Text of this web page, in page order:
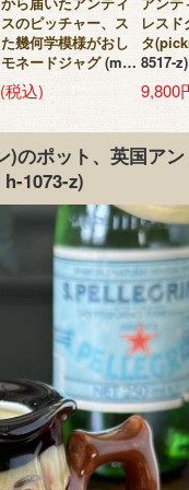
のピッチャー、ス
幾何学模様がおし
ネードジャグ (m-
税込)
レス
タ
8517-z)
9,800
)のポット、英国アン
1073-z)